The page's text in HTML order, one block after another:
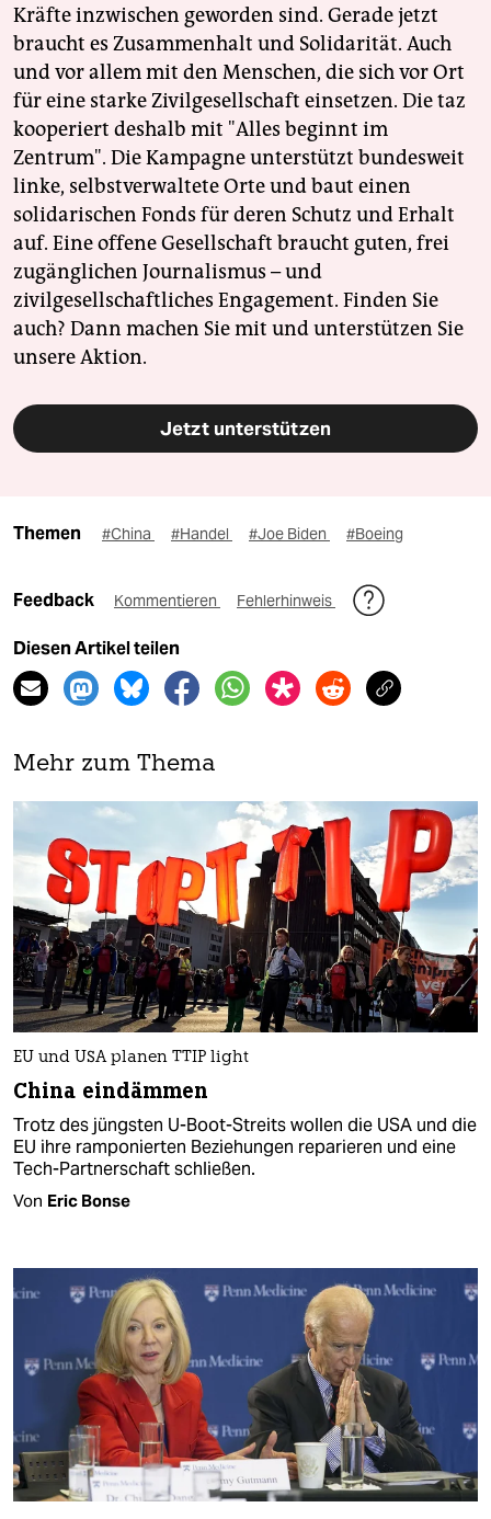
Kräfte inzwischen geworden sind. Gerade jetzt
braucht es Zusammenhalt und Solidarität. Auch
und vor allem mit den Menschen, die sich vor Ort
für eine starke Zivilgesellschaft einsetzen. Die taz
kooperiert deshalb mit "Alles beginnt im
Zentrum". Die Kampagne unterstützt bundesweit
linke, selbstverwaltete Orte und baut einen
solidarischen Fonds für deren Schutz und Erhalt
auf. Eine offene Gesellschaft braucht guten, frei
zugänglichen Journalismus – und
zivilgesellschaftliches Engagement. Finden Sie
auch? Dann machen Sie mit und unterstützen Sie
unsere Aktion.
Jetzt unterstützen
Themen #China #Handel #Joe Biden #Boeing
Feedback Kommentieren Fehlerhinweis
Diesen Artikel teilen
Mehr zum Thema
EU und USA planen TTIP light
China eindämmen
Trotz des jüngsten U-Boot-Streits wollen die USA und die
EU ihre ramponierten Beziehungen reparieren und eine
Tech-Partnerschaft schließen.
Von Eric Bonse